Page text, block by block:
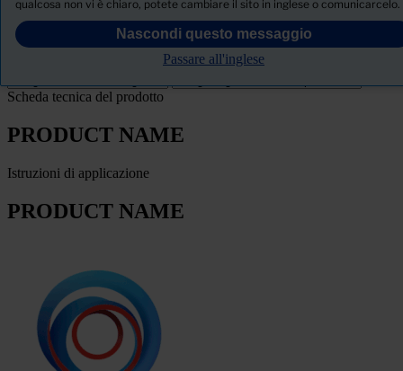
qualcosa non vi è chiaro, potete cambiare il sito in inglese o comunicarcelo.
Nascondi questo messaggio
Passare all'inglese
PRODUCT NAME
Scheda tecnica del prodotto
PRODUCT NAME
Istruzioni di applicazione
PRODUCT NAME